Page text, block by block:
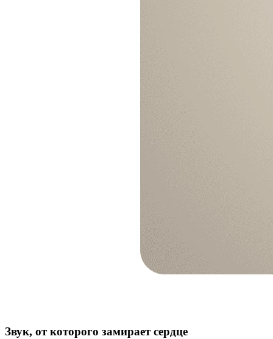
Звук, от которого замирает сердце